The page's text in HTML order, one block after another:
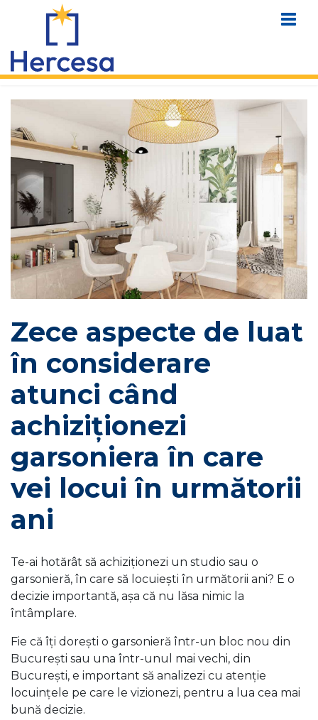
Zece aspecte de luat
în considerare
atunci când
achiziționezi
garsoniera în care
vei locui în următorii
ani
Te-ai hotărât să achiziționezi un studio sau o
garsonieră, în care să locuiești în următorii ani? E o
decizie importantă, așa că nu lăsa nimic la
întâmplare.
Fie că îți dorești o garsonieră într-un bloc nou din
București sau una într-unul mai vechi, din
București, e important să analizezi cu atenție
locuințele pe care le vizionezi, pentru a lua cea mai
bună decizie.